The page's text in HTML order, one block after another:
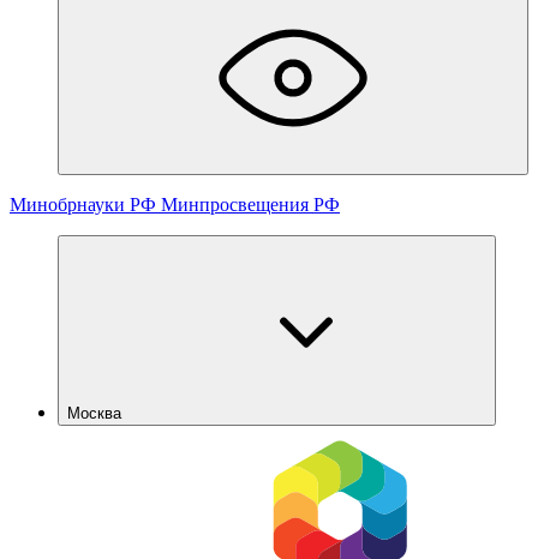
Минобрнауки РФ Минпросвещения РФ
Москва